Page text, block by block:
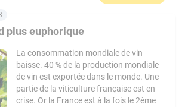
plus euphorique
La consommation mondiale de vin
baisse. 40 % de la production mondiale
de vin est exportée dans le monde. Une
partie de la viticulture française est en
crise. Or la France est à la fois le 2ème